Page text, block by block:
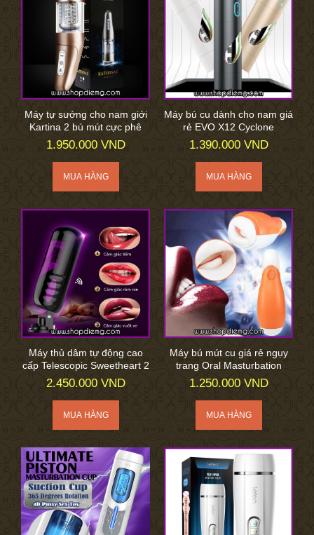
Máy tự sướng cho nam giới
Kartina 2 bú mút cực phê
1.950.000 VND
Máy bú cu dành cho nam giá
rẻ EVO X12 Cyclone
1.390.000 VND
Máy thủ dâm tự động cao
cấp Telescopic Sweetheart 2
2.450.000 VND
Máy bú mút cu giá rẻ ngụy
trang Oral Masturbation
1.250.000 VND